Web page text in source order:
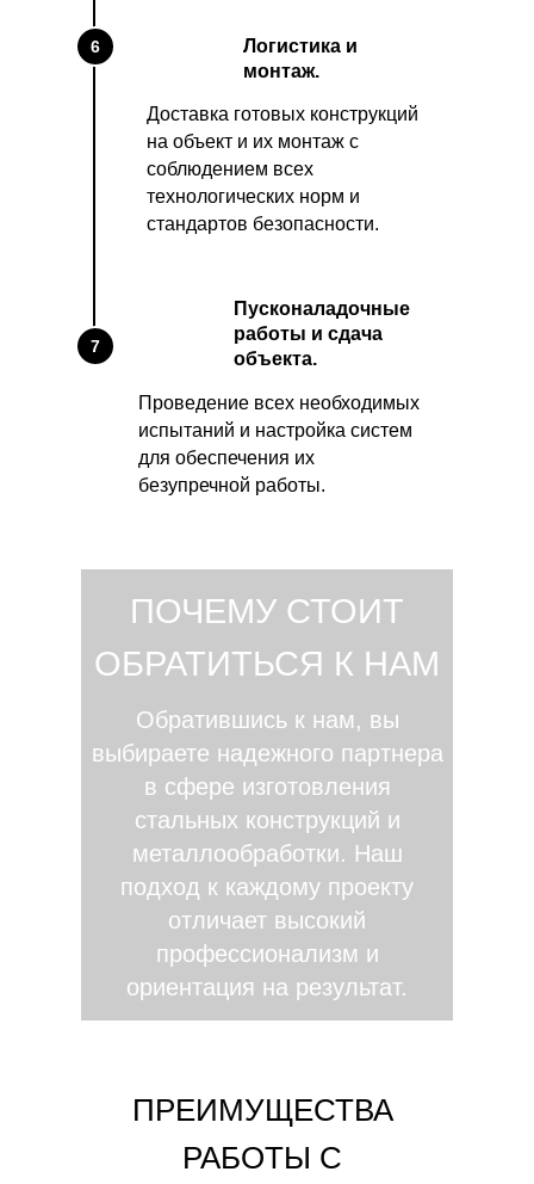
Логистика и
монтаж.
Доставка готовых конструкций
на объект и их монтаж с
соблюдением всех
технологических норм и
стандартов безопасности.
6
Проведение всех необходимых
испытаний и настройка систем
для обеспечения их
безупречной работы.
Пусконаладочные
работы и сдача
объекта.
7
ПОЧЕМУ СТОИТ
ОБРАТИТЬСЯ К НАМ
Обратившись к нам, вы
выбираете надежного партнера
в сфере изготовления
стальных конструкций и
металлообработки. Наш
подход к каждому проекту
отличает высокий
профессионализм и
ориентация на результат.
ПРЕИМУЩЕСТВА
РАБОТЫ С